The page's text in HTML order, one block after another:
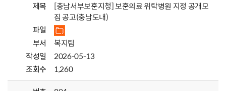
제목
[충남서부보훈지청] 보훈의료 위탁병원 지정 공개모
집 공고(충남도내)
파일
부서
복지팀
작성일
2026-05-13
조회수
1,260